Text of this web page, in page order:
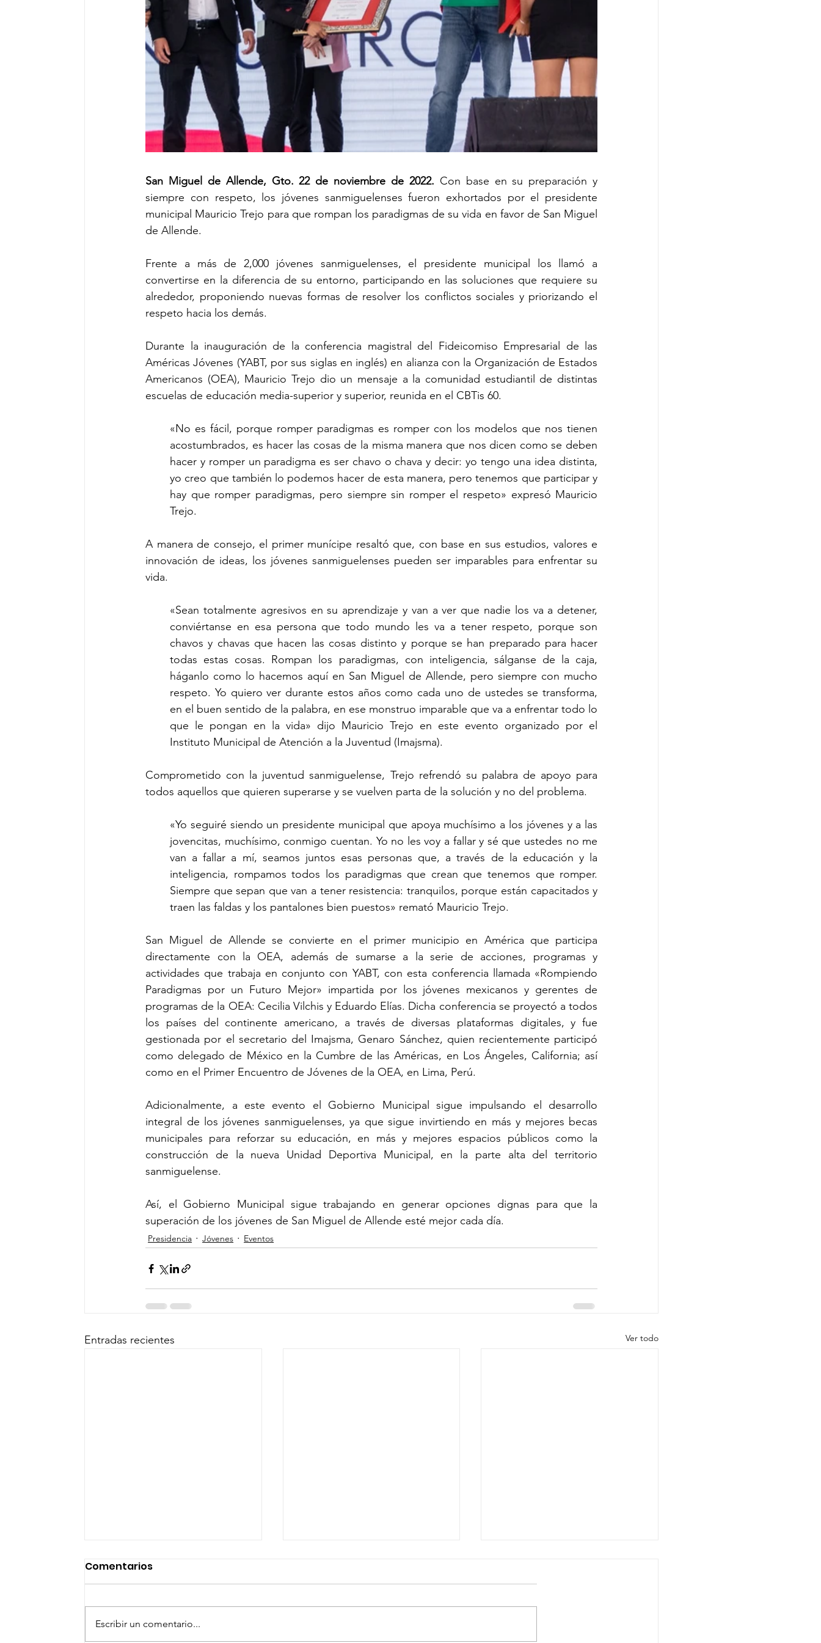
San Miguel de Allende, Gto. 22 de noviembre de 2022. Con base en su preparación y
siempre con respeto, los jóvenes sanmiguelenses fueron exhortados por el presidente
municipal Mauricio Trejo para que rompan los paradigmas de su vida en favor de San Miguel
de Allende.
Frente a más de 2,000 jóvenes sanmiguelenses, el presidente municipal los llamó a
convertirse en la diferencia de su entorno, participando en las soluciones que requiere su
alrededor, proponiendo nuevas formas de resolver los conflictos sociales y priorizando el
respeto hacia los demás.
Durante la inauguración de la conferencia magistral del Fideicomiso Empresarial de las
Américas Jóvenes (YABT, por sus siglas en inglés) en alianza con la Organización de Estados
Americanos (OEA), Mauricio Trejo dio un mensaje a la comunidad estudiantil de distintas
escuelas de educación media-superior y superior, reunida en el CBTis 60.
«No es fácil, porque romper paradigmas es romper con los modelos que nos tienen
acostumbrados, es hacer las cosas de la misma manera que nos dicen como se deben
hacer y romper un paradigma es ser chavo o chava y decir: yo tengo una idea distinta,
yo creo que también lo podemos hacer de esta manera, pero tenemos que participar y
hay que romper paradigmas, pero siempre sin romper el respeto» expresó Mauricio
Trejo.
A manera de consejo, el primer munícipe resaltó que, con base en sus estudios, valores e
innovación de ideas, los jóvenes sanmiguelenses pueden ser imparables para enfrentar su
vida.
«Sean totalmente agresivos en su aprendizaje y van a ver que nadie los va a detener,
conviértanse en esa persona que todo mundo les va a tener respeto, porque son
chavos y chavas que hacen las cosas distinto y porque se han preparado para hacer
todas estas cosas. Rompan los paradigmas, con inteligencia, sálganse de la caja,
háganlo como lo hacemos aquí en San Miguel de Allende, pero siempre con mucho
respeto. Yo quiero ver durante estos años como cada uno de ustedes se transforma,
en el buen sentido de la palabra, en ese monstruo imparable que va a enfrentar todo lo
que le pongan en la vida» dijo Mauricio Trejo en este evento organizado por el
Instituto Municipal de Atención a la Juventud (Imajsma).
Comprometido con la juventud sanmiguelense, Trejo refrendó su palabra de apoyo para
todos aquellos que quieren superarse y se vuelven parta de la solución y no del problema.
«Yo seguiré siendo un presidente municipal que apoya muchísimo a los jóvenes y a las
jovencitas, muchísimo, conmigo cuentan. Yo no les voy a fallar y sé que ustedes no me
van a fallar a mí, seamos juntos esas personas que, a través de la educación y la
inteligencia, rompamos todos los paradigmas que crean que tenemos que romper.
Siempre que sepan que van a tener resistencia: tranquilos, porque están capacitados y
traen las faldas y los pantalones bien puestos» remató Mauricio Trejo.
San Miguel de Allende se convierte en el primer municipio en América que participa
directamente con la OEA, además de sumarse a la serie de acciones, programas y
actividades que trabaja en conjunto con YABT, con esta conferencia llamada «Rompiendo
Paradigmas por un Futuro Mejor» impartida por los jóvenes mexicanos y gerentes de
programas de la OEA: Cecilia Vilchis y Eduardo Elías. Dicha conferencia se proyectó a todos
los países del continente americano, a través de diversas plataformas digitales, y fue
gestionada por el secretario del Imajsma, Genaro Sánchez, quien recientemente participó
como delegado de México en la Cumbre de las Américas, en Los Ángeles, California; así
como en el Primer Encuentro de Jóvenes de la OEA, en Lima, Perú.
Adicionalmente, a este evento el Gobierno Municipal sigue impulsando el desarrollo
integral de los jóvenes sanmiguelenses, ya que sigue invirtiendo en más y mejores becas
municipales para reforzar su educación, en más y mejores espacios públicos como la
construcción de la nueva Unidad Deportiva Municipal, en la parte alta del territorio
sanmiguelense.
Así, el Gobierno Municipal sigue trabajando en generar opciones dignas para que la
superación de los jóvenes de San Miguel de Allende esté mejor cada día.
Presidencia Jóvenes Eventos
Entradas recientes Ver todo
Comentarios
Escribir un comentario...